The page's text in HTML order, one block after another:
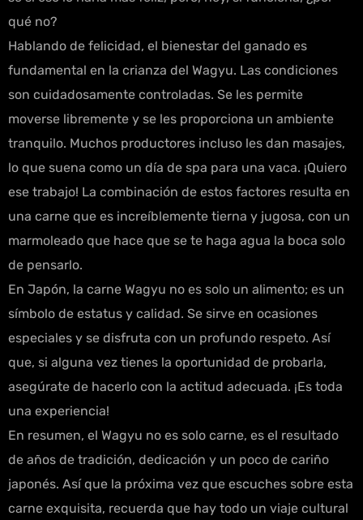
qué no?
Hablando de felicidad, el bienestar del ganado es
fundamental en la crianza del Wagyu. Las condiciones
son cuidadosamente controladas. Se les permite
moverse libremente y se les proporciona un ambiente
tranquilo. Muchos productores incluso les dan masajes,
lo que suena como un día de spa para una vaca. ¡Quiero
ese trabajo! La combinación de estos factores resulta en
una carne que es increíblemente tierna y jugosa, con un
marmoleado que hace que se te haga agua la boca solo
de pensarlo.
En Japón, la carne Wagyu no es solo un alimento; es un
símbolo de estatus y calidad. Se sirve en ocasiones
especiales y se disfruta con un profundo respeto. Así
que, si alguna vez tienes la oportunidad de probarla,
asegúrate de hacerlo con la actitud adecuada. ¡Es toda
una experiencia!
En resumen, el Wagyu no es solo carne, es el resultado
de años de tradición, dedicación y un poco de cariño
japonés. Así que la próxima vez que escuches sobre esta
carne exquisita, recuerda que hay todo un viaje cultural